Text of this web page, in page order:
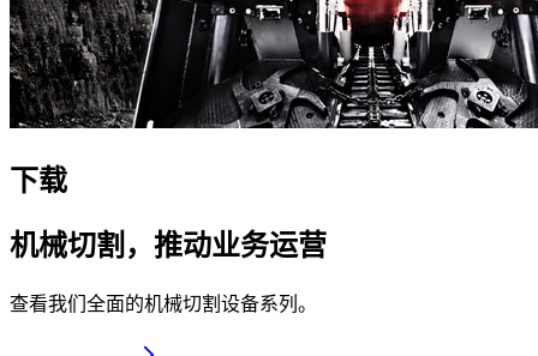
下载
机械切割，推动业务运营
查看我们全面的机械切割设备系列。